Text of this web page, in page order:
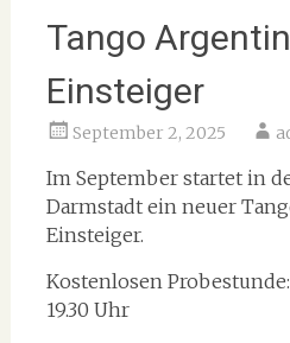
Tango
Einsteiger
September 2, 2025
Im September startet in
Darmstadt ein neuer
Einsteiger.
Kostenlosen Probestunde:
19.30 Uhr